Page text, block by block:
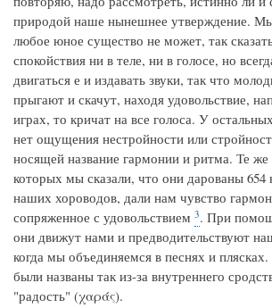
природой наше нынешнее утверждение.
любое юное существо не может, так
спокойствия ни в теле, ни в голосе, но
двигаться е и издавать звуки, так что
прыгают и скачут, находя удовольствие,
играх, то кричат на все голоса. У
нет ощущения нестройности или
носящей название гармонии и ритма. Те
которых мы сказали, что они дарованы 654
наших хороводов, дали нам чувство
сопряженное с удовольствием 3. При
они движут нами и предводительствуют
когда мы объединяемся в песнях и
были названы так из-за внутреннего
"радость" (χαράς).